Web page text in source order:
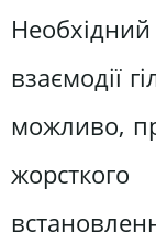
взаємодії
можливо,